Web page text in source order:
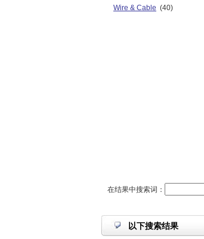
Wire & Cable (40)
在结果中搜索词：
以下搜索结果